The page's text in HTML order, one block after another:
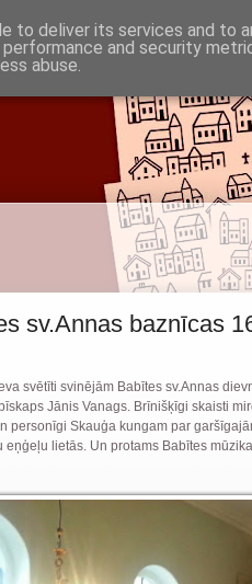
draudze
luterāņiem
sv.Annas baznīcas
svētīti svinējām Babītes sv.Annas
Jānis Vanags. Brīnišķīgi skaisti
personīgi Skauģa kungam par
eņģeļu lietās. Un protams Babītes
to deliver its services and to
and security
abuse.